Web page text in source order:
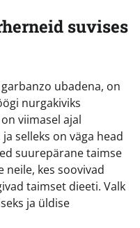
suvises
ubadena, on
nurgakiviks
viimasel ajal
selleks on väga head
suurepärane taimse
neile, kes soovivad
taimset dieeti. Valk
ja üldise